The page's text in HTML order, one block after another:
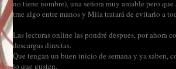
no tiene nombre), una señora muy amable pero que
trae algo entre manos y Miia tratará de evitarlo a
Las lecturas online las pondré despues, por ahora
descargas directas.
Que tengan un buen inicio de semana y ya saben,
lo que gusten.